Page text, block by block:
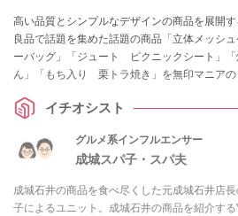
高い品質とシンプルなデザインの商品を展開
良品で話題を集めた話題の商品「立体メッシ
ーバッグ」「ジュート ピクニックシート」
ん」「もち入り 栗トラ焼き」を無印マニア
イチオシスト
グルメ系インフルエンサー
成城スパ子・スパ夫
成城石井の商品を食べ尽くした元成城石井店
子によるユニット。成城石井の商品を紹介す